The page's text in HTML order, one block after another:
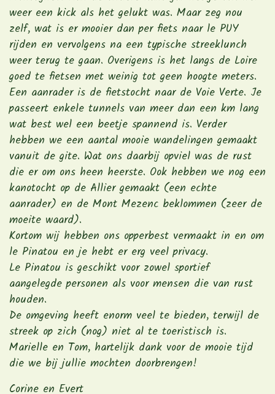
weer een kick als het gelukt was. Maar zeg nou
zelf, wat is er mooier dan per fiets naar le PUY
rijden en vervolgens na een typische streeklunch
weer terug te gaan. Overigens is het langs de Loire
goed te fietsen met weinig tot geen hoogte meters.
Een aanrader is de fietstocht naar de Voie Verte. Je
passeert enkele tunnels van meer dan een km lang
wat best wel een beetje spannend is. Verder
hebben we een aantal mooie wandelingen gemaakt
vanuit de gite. Wat ons daarbij opviel was de rust
die er om ons heen heerste. Ook hebben we nog een
kanotocht op de Allier gemaakt (een echte
aanrader) en de Mont Mezenc beklommen (zeer de
moeite waard).
Kortom wij hebben ons opperbest vermaakt in en om
le Pinatou en je hebt er erg veel privacy.
Le Pinatou is geschikt voor zowel sportief
aangelegde personen als voor mensen die van rust
houden.
De omgeving heeft enorm veel te bieden, terwijl de
streek op zich (nog) niet al te toeristisch is.
Marielle en Tom, hartelijk dank voor de mooie tijd
die we bij jullie mochten doorbrengen!
Corine en Evert